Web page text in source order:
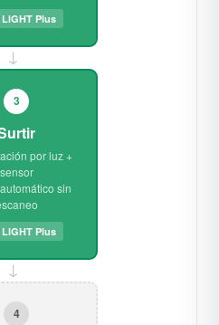
LIGHT Plus
→
3
por luz +
sensor
sin
LIGHT Plus
→
4